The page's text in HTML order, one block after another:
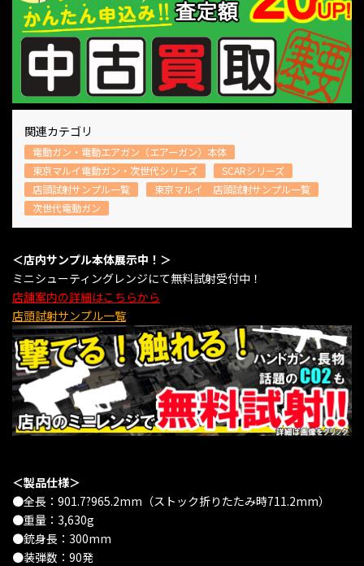
関連カテゴリ
電動ガン・電動エアガン（エアーガン）本体
東京マルイ電動ガン・次世代シリーズ
SCARシリーズ
店頭試射サンプル一覧
東京マルイ 店頭試射サンプル一覧
次世代電動ガン
＜店内サンプル本体展示中！＞
ミニシューティングレンジにて無料試射受付中！
店舗案内の詳細はこちらから
店頭試射サンプル一覧
＜製品仕様＞
●全長：901.7?965.2mm（ストック折りたたみ時711.2mm）
●重量：3,630g
●銃身長：300mm
●装弾数：90発